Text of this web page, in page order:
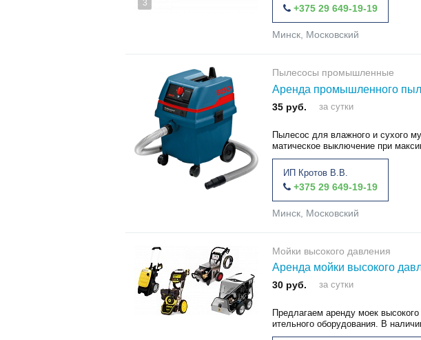
3
+375 29 649-19-19
Минск, Московский
Пылесосы промышленные
Аренда промышленного
35 руб. за сутки
Пылесос для влажного и сухого
матическое выключение при
ИП Кротов В.В.
+375 29 649-19-19
Минск, Московский
Мойки высокого давления
Аренда мойки высокого
30 руб. за сутки
Предлагаем аренду моек
ительного оборудования. В